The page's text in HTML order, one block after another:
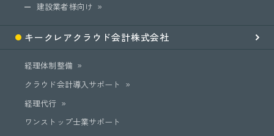
建設業者様向け
キークレアクラウド会計株式会社
経理体制整備
クラウド会計導入サポート
経理代行
ワンストップ士業サポート